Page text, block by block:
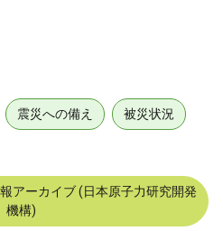
震災への備え 被災状況
アーカイブ (日本原子力研究開発
機構)